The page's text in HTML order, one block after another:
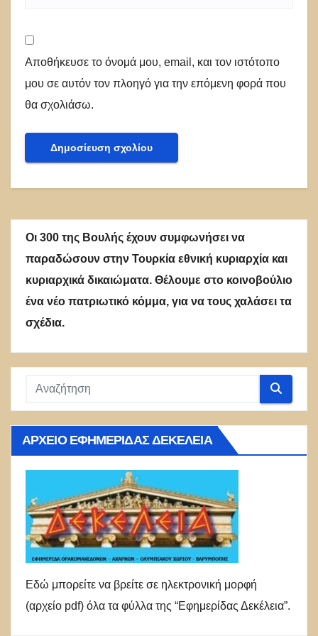
Αποθήκευσε το όνομά μου, email, και τον ιστότοπο
μου σε αυτόν τον πλοηγό για την επόμενη φορά που
θα σχολιάσω.
Οι 300 της Βουλής έχουν συμφωνήσει να
παραδώσουν στην Τουρκία εθνική κυριαρχία και
κυριαρχικά δικαιώματα. Θέλουμε στο κοινοβούλιο
ένα νέο πατριωτικό κόμμα, για να τους χαλάσει τα
σχέδια.
ΑΡΧΕΊΟ ΕΦΗΜΕΡΊΔΑΣ ΔΕΚΈΛΕΙΑ
Εδώ μπορείτε να βρείτε σε ηλεκτρονική μορφή
(αρχείο pdf) όλα τα φύλλα της “Εφημερίδας Δεκέλεια”.